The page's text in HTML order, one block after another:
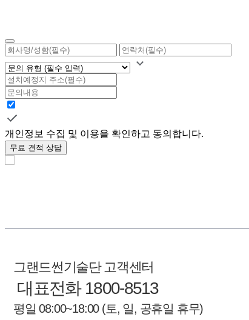
개인정보 수집 및 이용을 확인하고 동의합니다.
무료 견적 상담
그랜드썬기술단 고객센터
대표전화 1800-8513
평일 08:00~18:00 (토, 일, 공휴일 휴무)